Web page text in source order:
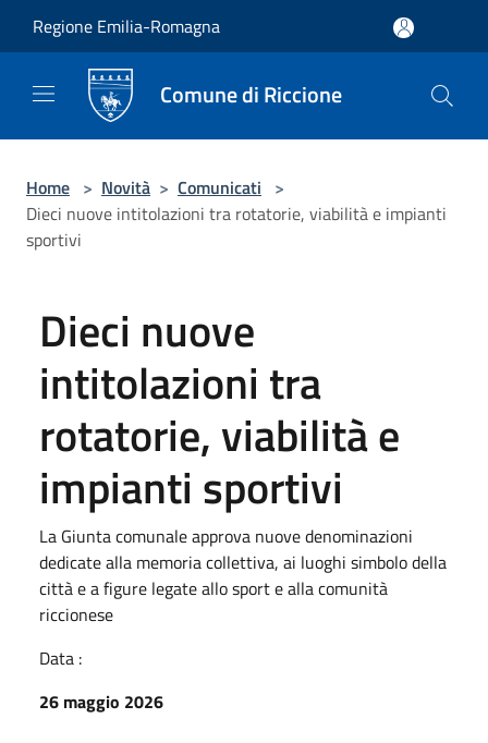
Regione Emilia-Romagna
Comune di Riccione
Home > Novità > Comunicati >
Dieci nuove intitolazioni tra rotatorie, viabilità e impianti
sportivi
Dieci nuove
intitolazioni tra
rotatorie, viabilità e
impianti sportivi
La Giunta comunale approva nuove denominazioni
dedicate alla memoria collettiva, ai luoghi simbolo della
città e a figure legate allo sport e alla comunità
riccionese
Data :
26 maggio 2026